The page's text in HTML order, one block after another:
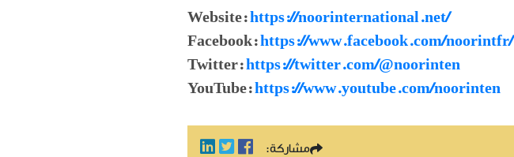
Website:https://noorinternational.net/
Facebook:https://www.facebook.com/noorintfr/
Twitter:https://twitter.com/@noorinten
YouTube:https://www.youtube.com/noorinten
مشاركة: